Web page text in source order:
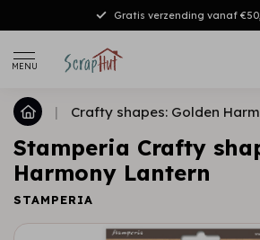
Gratis verzending vanaf
MENU
| Crafty shapes: Golden
Stamperia Crafty
Harmony Lantern
STAMPERIA